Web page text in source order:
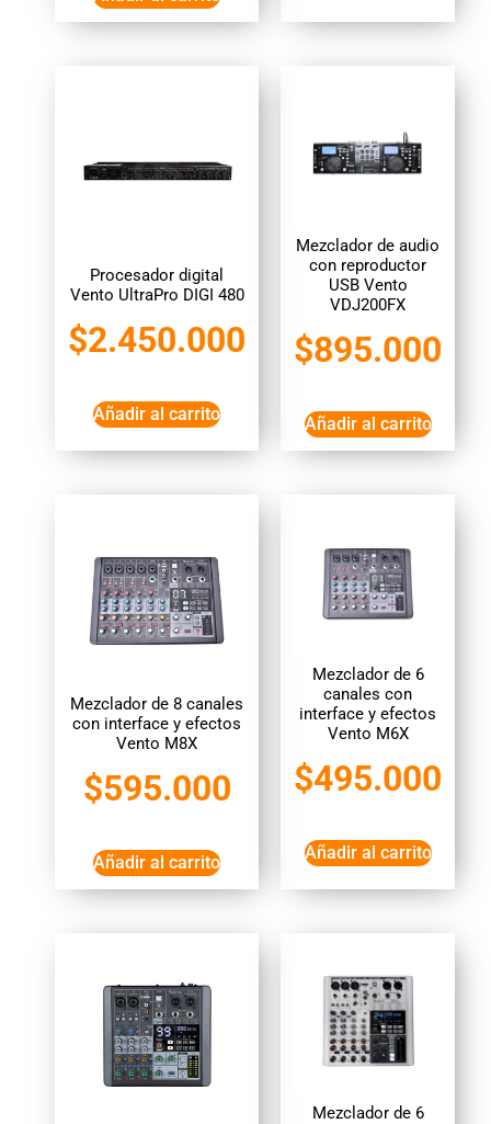
Procesador digital
Vento UltraPro DIGI 480
$2.450.000
Añadir al carrito
Mezclador de audio
con reproductor
USB Vento
VDJ200FX
$895.000
Añadir al carrito
Mezclador de 8 canales
con interface y efectos
Vento M8X
$595.000
Añadir al carrito
Mezclador de 6
canales con
interface y efectos
Vento M6X
$495.000
Añadir al carrito
Mezclador de 6